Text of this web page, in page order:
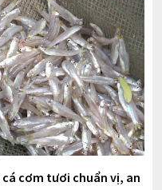
cơm tươi chuẩn vị, an